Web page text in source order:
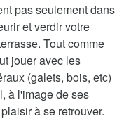
pas seulement dans
et verdir votre
Tout comme
jouer avec les
(galets, bois, etc)
à l'image de ses
à se retrouver.